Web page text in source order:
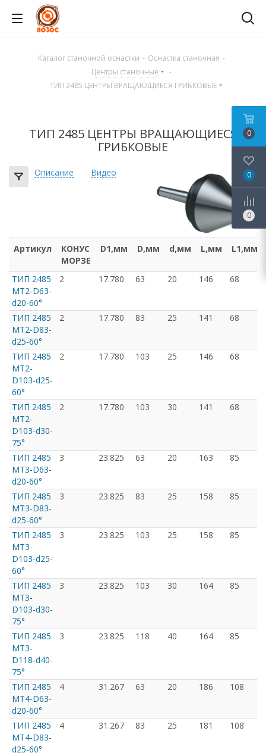
Каталог станочной оснастки - Оснастка станочная -
Центры станочные
-
ТИП 2485 ЦЕНТРЫ ВРАЩАЮЩИЕСЯ ГРИБКОВЫЕ
ТИП 2485 ЦЕНТРЫ ВРАЩАЮЩИЕСЯ
ГРИБКОВЫЕ
Описание Видео
Артикул
КОНУС
МОРЗЕ
D1,мм D,мм d,мм L,мм L1,мм
ТИП 2485
MT2-D63-
d20-60°
2 17.780 63 20 146 68
ТИП 2485
MT2-D83-
d25-60°
2 17.780 83 25 141 68
ТИП 2485
MT2-
D103-d25-
60°
2 17.780 103 25 146 68
ТИП 2485
MT2-
D103-d30-
75°
2 17.780 103 30 141 68
ТИП 2485
MT3-D63-
d20-60°
3 23.825 63 20 163 85
ТИП 2485
MT3-D83-
d25-60°
3 23.825 83 25 158 85
ТИП 2485
MT3-
D103-d25-
60°
3 23.825 103 25 158 85
ТИП 2485
MT3-
D103-d30-
75°
3 23.825 103 30 164 85
ТИП 2485
MT3-
D118-d40-
75°
3 23.825 118 40 164 85
ТИП 2485
MT4-D63-
d20-60°
4 31.267 63 20 186 108
ТИП 2485
MT4-D83-
d25-60°
4 31.267 83 25 181 108
0
0
0